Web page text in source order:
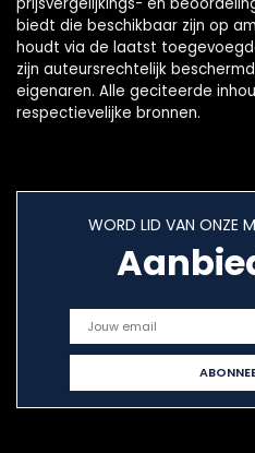
biedt die beschikbaar zijn op
houdt via de laatst
zijn auteursrechtelijk
eigenaren. Alle geciteerde
respectievelijke bronnen.
WORD LID VAN ONZE